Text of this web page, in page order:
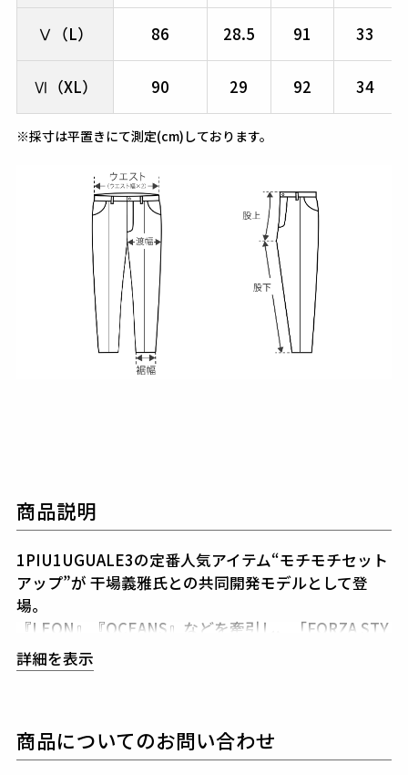
Ⅴ（L） 86 28.5 91 33
Ⅵ（XL） 90 29 92 34
※採寸は平置きにて測定(cm)しております。
商品説明
1PIU1UGUALE3の定番人気アイテム“モチモチセット
アップ”が 干場義雅氏との共同開発モデルとして登
場。
『LEON』『OCEANS』などを牽引し、「FORZA STY
LE」編集長として活躍する
モチモチジャージを採用。
し、ジャケットは肩幅・身幅にゆとりを持たせたワン
サイズ大きめの仕様。
詳細を表示
商品についてのお問い合わせ